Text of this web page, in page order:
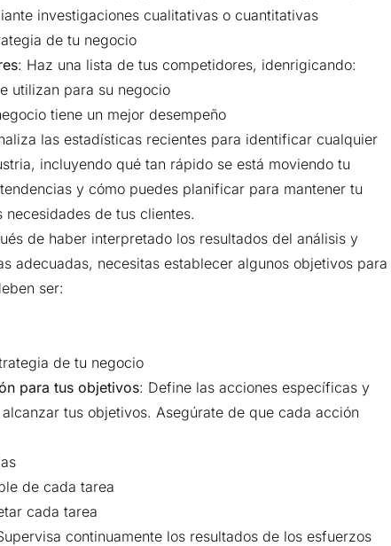
investigaciones cualitativas o cuantitativas
de tu negocio
: Haz una lista de tus competidores, idenrigicando:
utilizan para su negocio
tiene un mejor desempeño
las estadísticas recientes para identificar cualquier
incluyendo qué tan rápido se está moviendo tu
y cómo puedes planificar para mantener tu
de tus clientes.
de haber interpretado los resultados del análisis y
adecuadas, necesitas establecer algunos objetivos para
ser:
de tu negocio
para tus objetivos: Define las acciones específicas y
tus objetivos. Asegúrate de que cada acción
de cada tarea
cada tarea
continuamente los resultados de los esfuerzos